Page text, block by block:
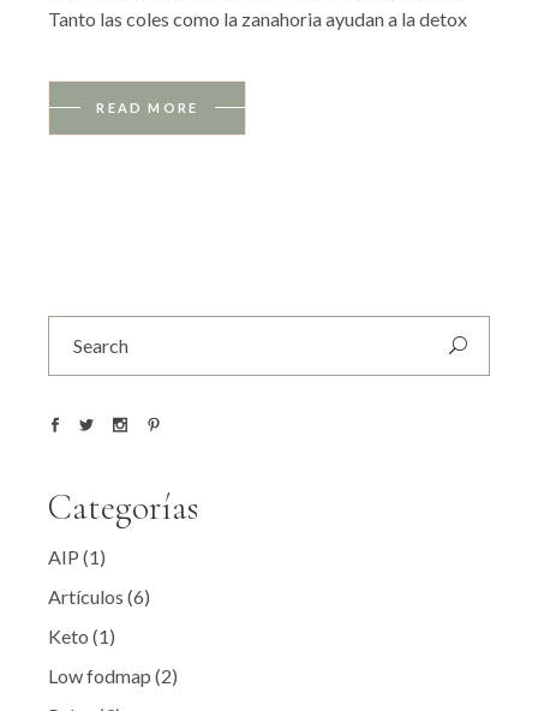
Tanto las coles como la zanahoria ayudan a la detox
READ MORE
Search
for:
Categorías
AIP (1)
Artículos (6)
Keto (1)
Low fodmap (2)